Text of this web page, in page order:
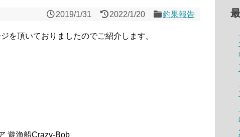
2019/1/31 2022/1/20 釣果報告
を頂いておりましたのでご紹介します。
遊漁船Crazy-Bob